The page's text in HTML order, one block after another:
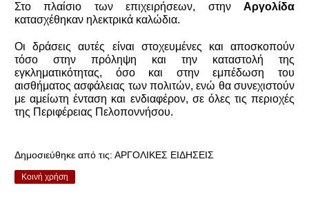
Στο πλαίσιο των επιχειρήσεων, στην Αργολίδα
κατασχέθηκαν ηλεκτρικά καλώδια.
Οι δράσεις αυτές είναι στοχευμένες και αποσκοπούν
τόσο στην πρόληψη και την καταστολή της
εγκληματικότητας, όσο και στην εμπέδωση του
αισθήματος ασφάλειας των πολιτών, ενώ θα συνεχιστούν
με αμείωτη ένταση και ενδιαφέρον, σε όλες τις περιοχές
της Περιφέρειας Πελοποννήσου.
Δημοσιεύθηκε από τις: ΑΡΓΟΛΙΚΕΣ ΕΙΔΗΣΕΙΣ
Κοινή χρήση